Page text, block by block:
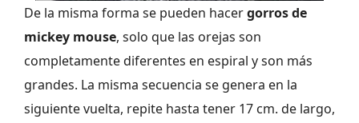
De la misma forma se pueden hacergorros de
mickey mouse, solo que las orejas son
completamente diferentes en espiral y son más
grandes. La misma secuencia se genera en la
siguiente vuelta, repite hasta tener 17 cm. de largo,